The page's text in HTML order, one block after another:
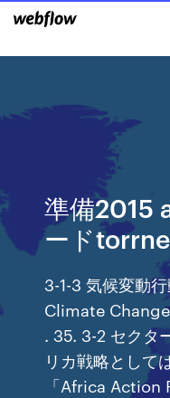
準備2015
ード
3-1-3 気候変動
Climate
. 35. 3-2 セクタ
リカ戦略として
「Africa Action